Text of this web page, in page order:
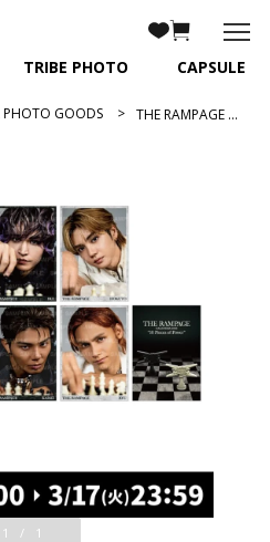
TRIBE PHOTO CAPSULE
PHOTO GOODS THE RAMPAGE 2026 カレンダー フォトカード8種セット/A
1 / 1